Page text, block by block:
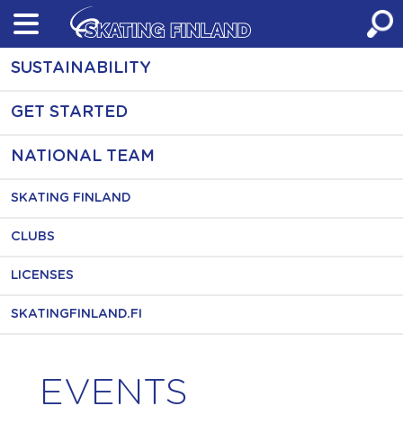
Skip
content
SUSTAINABILITY
GET STARTED
NATIONAL TEAM
SKATING FINLAND
CLUBS
LICENSES
SKATINGFINLAND.FI
EVENTS